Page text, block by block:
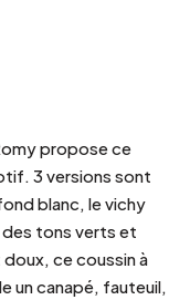
propose ce
3 versions sont
blanc, le vichy
des tons verts et
ce coussin à
un canapé, fauteuil,